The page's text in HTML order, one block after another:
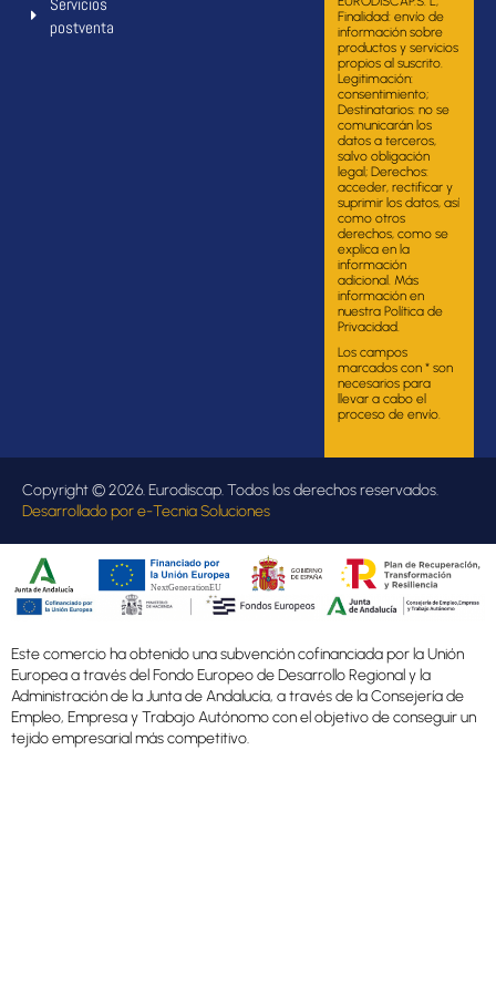
postventa
Finalidad: envío de
información sobre
productos y servicios
propios al suscrito.
Legitimación:
consentimiento;
Destinatarios: no se
comunicarán los
datos a terceros,
salvo obligación
legal; Derechos:
acceder, rectificar y
suprimir los datos, así
como otros
derechos, como se
explica en la
información
adicional. Más
información en
nuestra Política de
Privacidad.
Los campos
marcados con * son
necesarios para
llevar a cabo el
proceso de envío.
Copyright © 2026. Eurodiscap. Todos los derechos reservados.
Desarrollado pore-Tecnia Soluciones
Este comercio ha obtenido una subvención cofinanciada por la Unión
Europea a través del Fondo Europeo de Desarrollo Regional y la
Administración de la Junta de Andalucía, a través de la Consejería de
Empleo, Empresa y Trabajo Autónomo con el objetivo de conseguir un
tejido empresarial más competitivo.